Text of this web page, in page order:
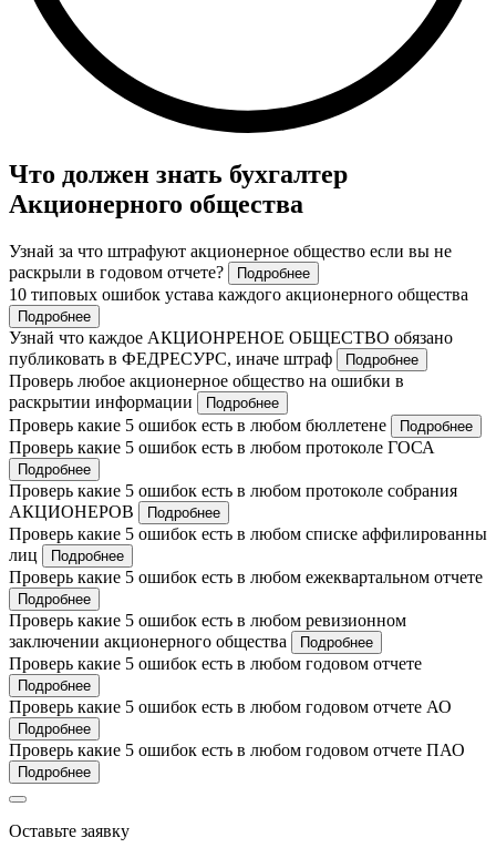
Что должен знать бухгалтер
Акционерного общества
Узнай за что штрафуют акционерное общество если вы не
раскрыли в годовом отчете?
Подробнее
10 типовых ошибок устава каждого акционерного общества
Подробнее
Узнай что каждое АКЦИОНРЕНОЕ ОБЩЕСТВО обязано
публиковать в ФЕДРЕСУРС, иначе штраф
Подробнее
Проверь любое акционерное общество на ошибки в
раскрытии информации
Подробнее
Проверь какие 5 ошибок есть в любом бюллетене Подробнее
Проверь какие 5 ошибок есть в любом протоколе ГОСА
Подробнее
Проверь какие 5 ошибок есть в любом протоколе собрания
АКЦИОНЕРОВ
Подробнее
Проверь какие 5 ошибок есть в любом списке аффилированны
лиц
Подробнее
Проверь какие 5 ошибок есть в любом ежеквартальном отчете
Подробнее
Проверь какие 5 ошибок есть в любом ревизионном
заключении акционерного общества
Подробнее
Проверь какие 5 ошибок есть в любом годовом отчете
Подробнее
Проверь какие 5 ошибок есть в любом годовом отчете АО
Подробнее
Проверь какие 5 ошибок есть в любом годовом отчете ПАО
Подробнее
Оставьте заявку